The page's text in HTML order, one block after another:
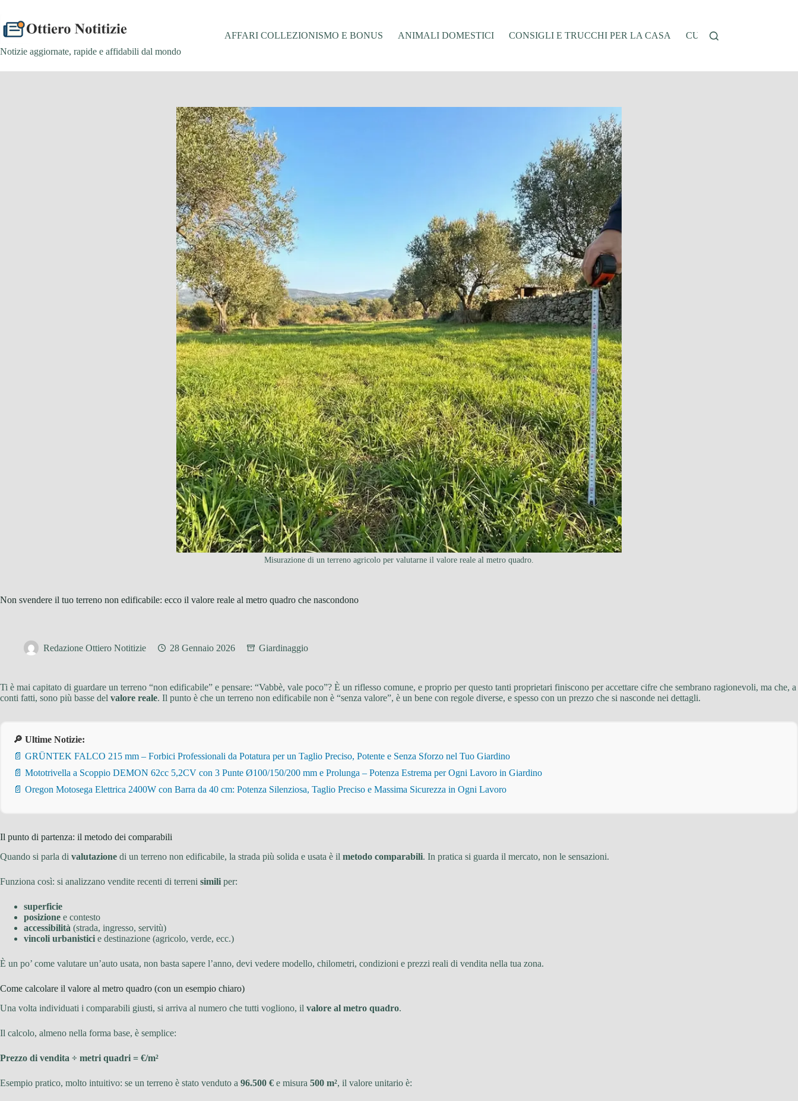
contenuto
Notizie aggiornate, rapide e affidabili dal mondo
AFFARI COLLEZIONISMO E BONUS ANIMALI DOMESTICI CONSIGLI E TRUCCHI PER LA CASA CUCINA E RICETTE
Misurazione di un terreno agricolo per valutarne il valore reale al metro quadro.
Non svendere il tuo terreno non edificabile: ecco il valore reale al metro quadro che nascondono
Redazione Ottiero Notitizie 28 Gennaio 2026 Giardinaggio
Ti è mai capitato di guardare un terreno “non edificabile” e pensare: “Vabbè, vale poco”? È un riflesso comune, e proprio per questo tanti proprietari finiscono per accettare cifre che sembrano ragionevoli, ma che, a
conti fatti, sono più basse del valore reale. Il punto è che un terreno non edificabile non è “senza valore”, è un bene con regole diverse, e spesso con un prezzo che si nasconde nei dettagli.
🔎 Ultime Notizie:
📄 GRÜNTEK FALCO 215 mm – Forbici Professionali da Potatura per un Taglio Preciso, Potente e Senza Sforzo nel Tuo Giardino
📄 Mototrivella a Scoppio DEMON 62cc 5,2CV con 3 Punte Ø100/150/200 mm e Prolunga – Potenza Estrema per Ogni Lavoro in Giardino
📄 Oregon Motosega Elettrica 2400W con Barra da 40 cm: Potenza Silenziosa, Taglio Preciso e Massima Sicurezza in Ogni Lavoro
Il punto di partenza: il metodo dei comparabili
Quando si parla di valutazione di un terreno non edificabile, la strada più solida e usata è il metodo comparabili. In pratica si guarda il mercato, non le sensazioni.
Funziona così: si analizzano vendite recenti di terreni simili per:
superficie
posizione e contesto
accessibilità (strada, ingresso, servitù)
vincoli urbanistici e destinazione (agricolo, verde, ecc.)
È un po’ come valutare un’auto usata, non basta sapere l’anno, devi vedere modello, chilometri, condizioni e prezzi reali di vendita nella tua zona.
Come calcolare il valore al metro quadro (con un esempio chiaro)
Una volta individuati i comparabili giusti, si arriva al numero che tutti vogliono, il valore al metro quadro.
Il calcolo, almeno nella forma base, è semplice:
Prezzo di vendita ÷ metri quadri = €/m²
Esempio pratico, molto intuitivo: se un terreno è stato venduto a 96.500 € e misura 500 m², il valore unitario è: